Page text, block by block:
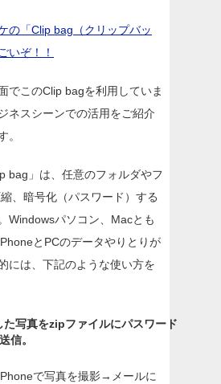
の「Clip bag（クリップバッ
いぞ！！
でこのClip bagを利用していま
ネスシーンでの活用をご紹介
。
bag」は、任意のフォルダやフ
、暗号化（パスワード）する
Windowsパソコン、Macとも
とPCのデータやりとりが
には、下記のような使い方を
写真をzipファイルにパスワード
信。
で写真を撮影→メールに